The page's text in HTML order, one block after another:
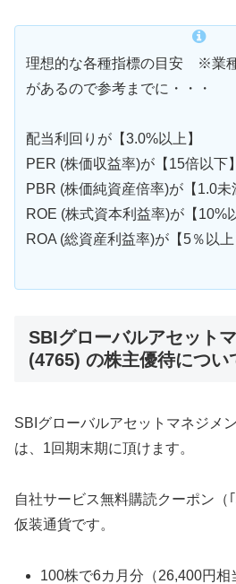
理想的な各種指標の目安 ※業
があるので参考までに・・・
配当利回りが【3.0%以上】
PER (株価収益率)が【15倍以下】
PBR (株価純資産倍率)が【1.0未
ROE (株式資本利益率)が【10%
ROA (総資産利益率)が【5％以上
SBIグローバルアセット
(4765) の株主優待につい
SBIグローバルアセットマネジメ
は、1回期末期に頂けます。
自社サービス無料購読クーポン（
仮装通貨です。
100株で6カ月分（26,400円